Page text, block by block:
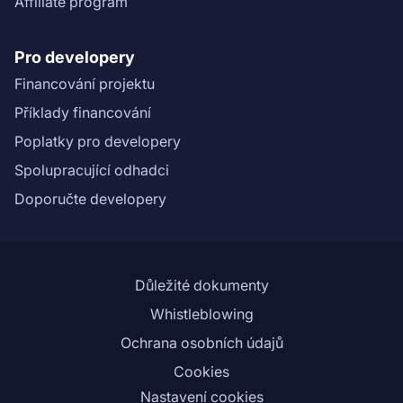
Pro developery
Financování projektu
Příklady financování
Poplatky pro developery
Spolupracující odhadci
Doporučte developery
Důležité dokumenty
Whistleblowing
Ochrana osobních údajů
Cookies
Nastavení cookies